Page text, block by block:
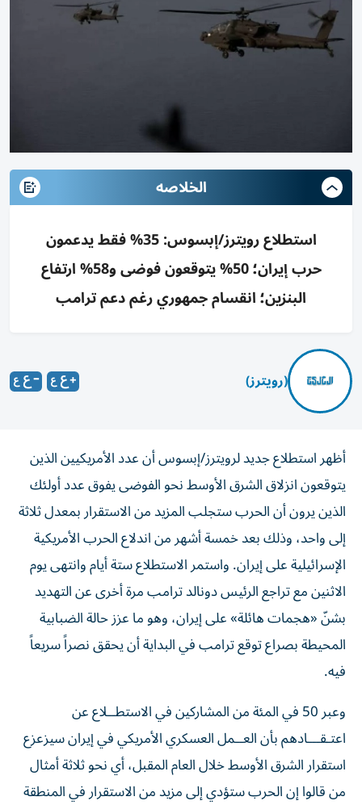
الخلاصه
استطلاع رويترز/إبسوس: 35% فقط يدعمون
حرب إيران؛ 50% يتوقعون فوضى و58% ارتفاع
البنزين؛ انقسام جمهوري رغم دعم ترامب
(رويترز)
أظهر استطلاع جديد لرويترز/إبسوس أن عدد الأمريكيين الذين
يتوقعون انزلاق الشرق الأوسط نحو الفوضى يفوق عدد أولئك
الذين يرون أن الحرب ستجلب المزيد من الاستقرار بمعدل ثلاثة
إلى واحد، وذلك بعد خمسة ‌أشهر من اندلاع الحرب الأمريكية
الإسرائيلية على إيران. واستمر الاستطلاع ستة أيام وانتهى يوم
الاثنين مع تراجع الرئيس دونالد ترامب مرة أخرى عن التهديد
بشنّ «هجمات هائلة» على إيران، ​وهو ما عزز حالة الضبابية
المحيطة بصراع توقع ترامب في البداية أن يحقق نصراً سريعاً
فيه.
وعبر 50 في المئة من المشاركين في الاستطــلاع عن
اعتـقـــادهم بأن العــمل ‌العسكري الأمريكي في إيران سيزعزع
استقرار الشرق الأوسط ‌خلال العام المقبل، أي نحو ثلاثة أمثال
من قالوا إن الحرب ستؤدي إلى مزيد من الاستقرار في المنطقة